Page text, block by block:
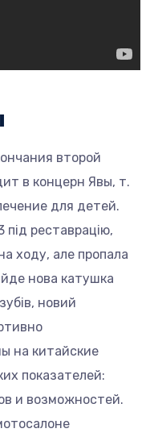
второй
в концерн Явы, т.
для детей.
реставрацію,
ходу, але пропала
нова катушка
новий
на китайские
показателей:
и возможностей.